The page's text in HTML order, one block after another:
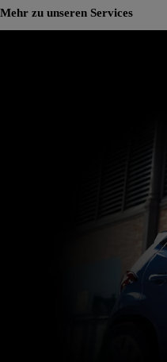
Mehr zu unseren Services